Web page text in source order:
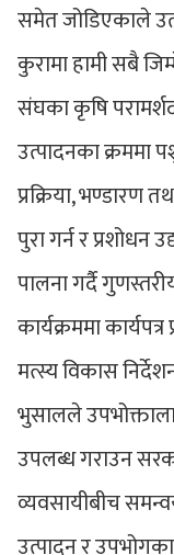
समेत जोडिएकाले
कुरामा हामी सबै
संघका कृषि
उत्पादनका क्रममा
प्रक्रिया, भण्डारण
पुरा गर्न र प्रशोधन
पालना गर्दै
कार्यक्रममा
मत्स्य विकास
भुसालले
उपलब्ध गराउन
व्यवसायीबीच
उत्पादन र